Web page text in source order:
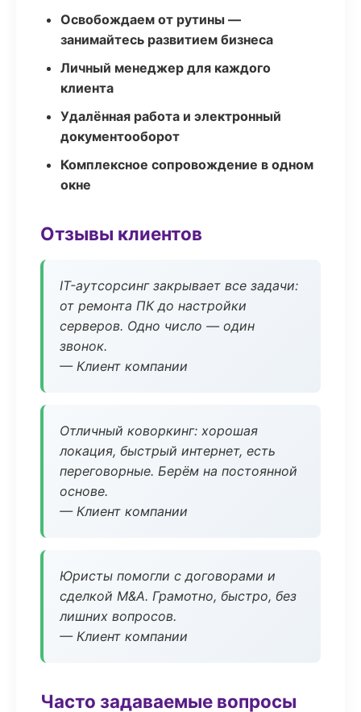
Освобождаем от рутины —
занимайтесь развитием бизнеса
Личный менеджер для каждого
клиента
Удалённая работа и электронный
документооборот
Комплексное сопровождение в одном
окне
Отзывы клиентов
IT-аутсорсинг закрывает все задачи:
от ремонта ПК до настройки
серверов. Одно число — один
звонок.
— Клиент компании
Отличный коворкинг: хорошая
локация, быстрый интернет, есть
переговорные. Берём на постоянной
основе.
— Клиент компании
Юристы помогли с договорами и
сделкой M&A. Грамотно, быстро, без
лишних вопросов.
— Клиент компании
Часто задаваемые вопросы